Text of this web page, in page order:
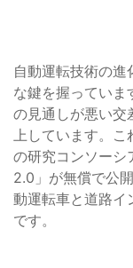
自動運転技術の進
な鍵を握っていま
の見通しが悪い交
上しています。
の研究コンソーシ
2.0」が無償で公
動運転車と道路イ
です。